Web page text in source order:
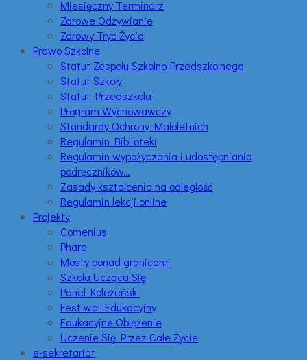
Miesięczny Terminarz
Zdrowe Odżywianie
Zdrowy Tryb Życia
Prawo Szkolne
Statut Zespołu Szkolno-Przedszkolnego
Statut Szkoły
Statut Przedszkola
Program Wychowawczy
Standardy Ochrony Małoletnich
Regulamin Biblioteki
Regulamin wypożyczania i udostępniania
podręczników…
Zasady kształcenia na odległość
Regulamin lekcji online
Projekty
Comenius
Phare
Mosty ponad granicami
Szkoła Ucząca Się
Panel Koleżeński
Festiwal Edukacyjny
Edukacyjne Oblężenie
Uczenie Się Przez Całe Życie
e-sekretariat